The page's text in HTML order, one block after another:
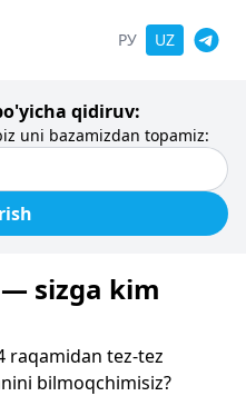
РУ UZ
qidiruv:
uni bazamizdan topamiz:
— sizga kim
raqamidan tez-tez
bilmoqchimisiz?